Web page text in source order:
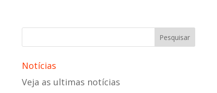
Notícias
Veja as ultimas notícias